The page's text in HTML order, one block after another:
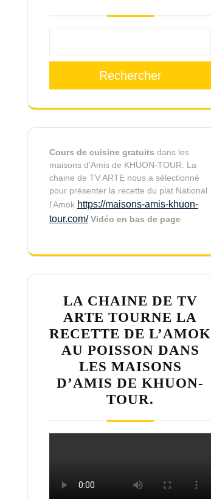
Rechercher
Cours de cuisine gratuits dans les
maisons d'Amis de KHUON-TOUR. La
chaine de TV ARTE nous a sélectionné
pour présenter la recette du plat National
l'Amok https://maisons-amis-khuon-
tour.com/ Vidéo en bas de page
LA CHAINE DE TV
ARTE TOURNE LA
RECETTE DE L’AMOK
AU POISSON DANS
LES MAISONS
D’AMIS DE KHUON-
TOUR.